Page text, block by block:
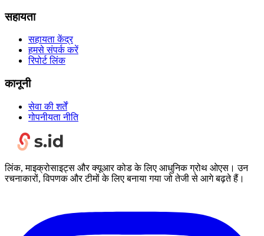
सहायता
सहायता केंद्र
हमसे संपर्क करें
रिपोर्ट लिंक
कानूनी
सेवा की शर्तें
गोपनीयता नीति
लिंक, माइक्रोसाइट्स और क्यूआर कोड के लिए आधुनिक ग्रोथ ओएस। उन
रचनाकारों, विपणक और टीमों के लिए बनाया गया जो तेजी से आगे बढ़ते हैं।